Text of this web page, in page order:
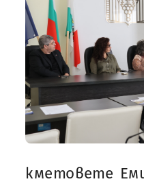
кметовете